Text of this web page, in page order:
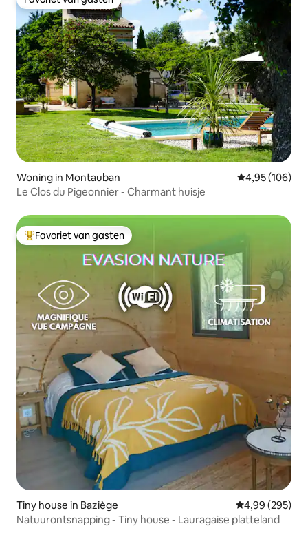
Favoriet van gasten
Woning in Montauban Gemiddelde
4,95 (106)
Le Clos du Pigeonnier - Charmant huisje
Topfavoriet van gasten
Favoriet van gasten
Tiny house in Baziège Gemiddelde
4,99 (295)
Natuurontsnapping - Tiny house - Lauragaise platteland